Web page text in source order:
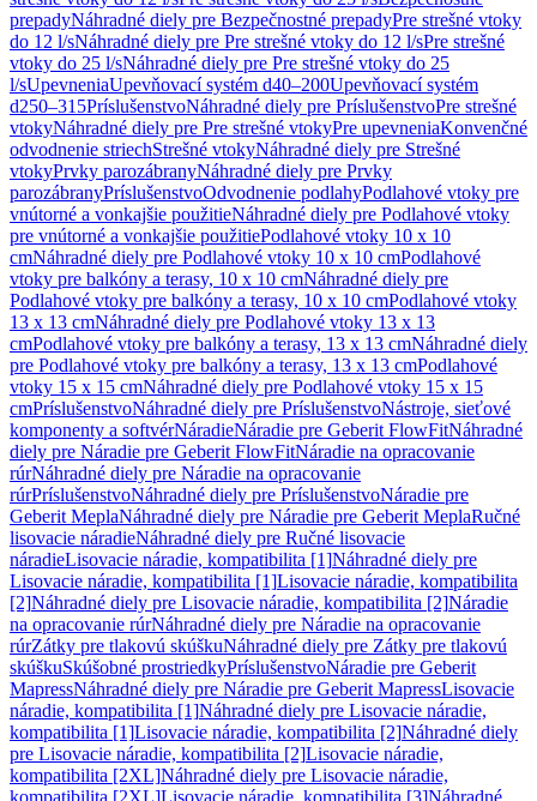
prepadyNáhradné diely pre Bezpečnostné prepadyPre strešné vtoky
do 12 l/sNáhradné diely pre Pre strešné vtoky do 12 l/sPre strešné
vtoky do 25 l/sNáhradné diely pre Pre strešné vtoky do 25
l/sUpevneniaUpevňovací systém d40–200Upevňovací systém
d250–315PríslušenstvoNáhradné diely pre PríslušenstvoPre strešné
vtokyNáhradné diely pre Pre strešné vtokyPre upevneniaKonvenčné
odvodnenie striechStrešné vtokyNáhradné diely pre Strešné
vtokyPrvky parozábranyNáhradné diely pre Prvky
parozábranyPríslušenstvoOdvodnenie podlahyPodlahové vtoky pre
vnútorné a vonkajšie použitieNáhradné diely pre Podlahové vtoky
pre vnútorné a vonkajšie použitiePodlahové vtoky 10 x 10
cmNáhradné diely pre Podlahové vtoky 10 x 10 cmPodlahové
vtoky pre balkóny a terasy, 10 x 10 cmNáhradné diely pre
Podlahové vtoky pre balkóny a terasy, 10 x 10 cmPodlahové vtoky
13 x 13 cmNáhradné diely pre Podlahové vtoky 13 x 13
cmPodlahové vtoky pre balkóny a terasy, 13 x 13 cmNáhradné diely
pre Podlahové vtoky pre balkóny a terasy, 13 x 13 cmPodlahové
vtoky 15 x 15 cmNáhradné diely pre Podlahové vtoky 15 x 15
cmPríslušenstvoNáhradné diely pre PríslušenstvoNástroje, sieťové
komponenty a softvérNáradieNáradie pre Geberit FlowFitNáhradné
diely pre Náradie pre Geberit FlowFitNáradie na opracovanie
rúrNáhradné diely pre Náradie na opracovanie
rúrPríslušenstvoNáhradné diely pre PríslušenstvoNáradie pre
Geberit MeplaNáhradné diely pre Náradie pre Geberit MeplaRučné
lisovacie náradieNáhradné diely pre Ručné lisovacie
náradieLisovacie náradie, kompatibilita [1]Náhradné diely pre
Lisovacie náradie, kompatibilita [1]Lisovacie náradie, kompatibilita
[2]Náhradné diely pre Lisovacie náradie, kompatibilita [2]Náradie
na opracovanie rúrNáhradné diely pre Náradie na opracovanie
rúrZátky pre tlakovú skúškuNáhradné diely pre Zátky pre tlakovú
skúškuSkúšobné prostriedkyPríslušenstvoNáradie pre Geberit
MapressNáhradné diely pre Náradie pre Geberit MapressLisovacie
náradie, kompatibilita [1]Náhradné diely pre Lisovacie náradie,
kompatibilita [1]Lisovacie náradie, kompatibilita [2]Náhradné diely
pre Lisovacie náradie, kompatibilita [2]Lisovacie náradie,
kompatibilita [2XL]Náhradné diely pre Lisovacie náradie,
kompatibilita [2XL]Lisovacie náradie, kompatibilita [3]Náhradné